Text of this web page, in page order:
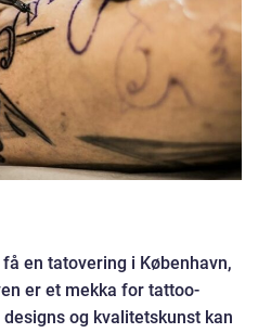
en tatovering i København,
er et mekka for tattoo-
og kvalitetskunst kan